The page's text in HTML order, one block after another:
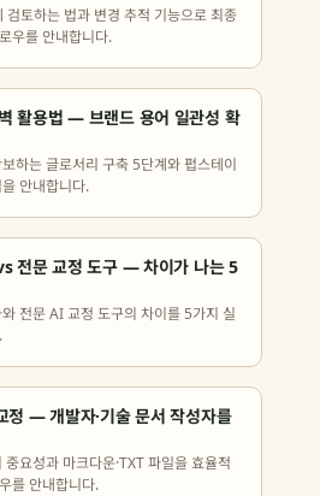
토하는 법과 변경 추적 기능으로 최종
우를 안내합니다.
활용법 — 브랜드 용어 일관성 확
하는 글로서리 구축 5단계와 펍스테이
안내합니다.
전문 교정 도구 — 차이가 나는 5
전문 AI 교정 도구의 차이를 5가지 실
정 — 개발자·기술 문서 작성자를
요성과 마크다운·TXT 파일을 효율적
를 안내합니다.